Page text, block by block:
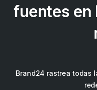
fuentes en
Brand24 rastrea todas